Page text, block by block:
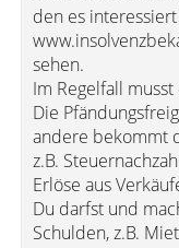
den es
sehen.
Im Regelfall
Die
andere bekommt
z.B.
Erlöse aus
Du darfst und
Schulden, z.B.